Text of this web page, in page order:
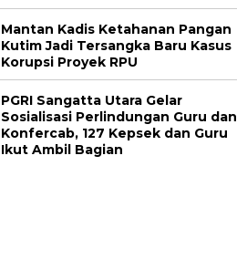
Mantan Kadis Ketahanan Pangan
Kutim Jadi Tersangka Baru Kasus
Korupsi Proyek RPU
PGRI Sangatta Utara Gelar
Sosialisasi Perlindungan Guru dan
Konfercab, 127 Kepsek dan Guru
Ikut Ambil Bagian